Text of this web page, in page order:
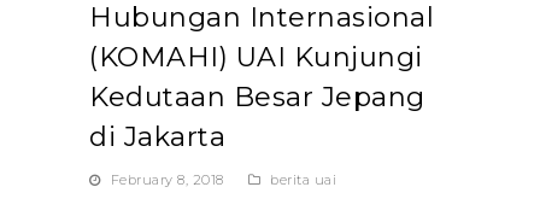
Hubungan Internasional
(KOMAHI) UAI Kunjungi
Kedutaan Besar Jepang
di Jakarta
February 8, 2018 berita uai